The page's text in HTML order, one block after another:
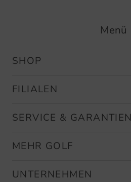
Menü
SHOP
FILIALEN
SERVICE & GARANTIEN
MEHR GOLF
UNTERNEHMEN